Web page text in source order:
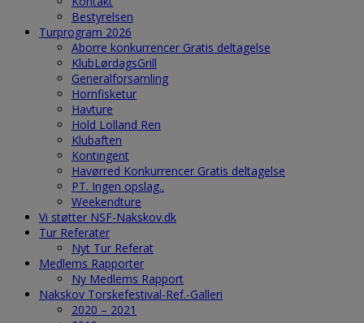
Bestyrelsen
Turprogram 2026
Aborre konkurrencer Gratis deltagelse
KlubLørdagsGrill
Generalforsamling
Hornfisketur
Havture
Hold Lolland Ren
Klubaften
Kontingent
Havørred Konkurrencer Gratis deltagelse
PT. Ingen opslag..
Weekendture
Vi støtter NSF-Nakskov.dk
Tur Referater
Nyt Tur Referat
Medlems Rapporter
Ny Medlems Rapport
Nakskov Torskefestival-Ref.-Galleri
2020 – 2021